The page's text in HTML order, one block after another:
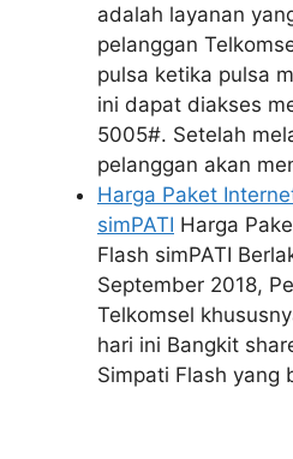
adalah layanan
pelanggan
pulsa ketika pulsa
ini dapat diakses
5005#. Setelah
pelanggan akan
Harga Paket
simPATI Harga
Flash simPATI
September 2018,
Telkomsel
hari ini Bangkit
Simpati Flash yang